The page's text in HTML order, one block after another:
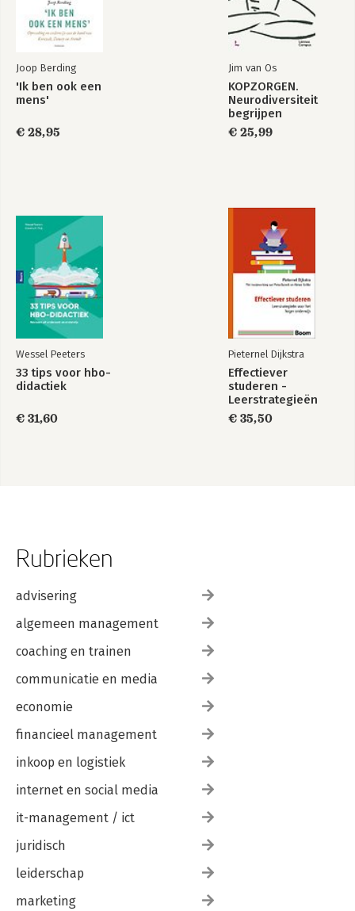
Onrust van een hoger orde
De ruimte tussen de prikkels
Veelvoudigheid (De stad)
Weg van de kern
Het versplinterde zelf
Het zelf als profiel
De speelse positie
Onbegrensdheid (Het vliegtuig)
Heel en al
Onbegrensde oneindigheid
Eindeloze begrenzing
Eén met het al
Eén met de digitale ruimte (New York)
Vloeien
Opgaan
Tienduizend dingen
Joop Berding
'Ik ben ook een
mens'
€ 28,95
Jim van Os
KOPZORGEN.
Neurodiversiteit
begrijpen
€ 25,99
Wessel Peeters
33 tips voor hbo-
didactiek
€ 31,60
Pieternel Dijkstra
Effectiever
studeren -
Leerstrategieën
voor het hoger
onderwijs
€ 35,50
Rubrieken
advisering
algemeen management
coaching en trainen
communicatie en media
economie
financieel management
inkoop en logistiek
internet en social media
it-management / ict
juridisch
leiderschap
marketing